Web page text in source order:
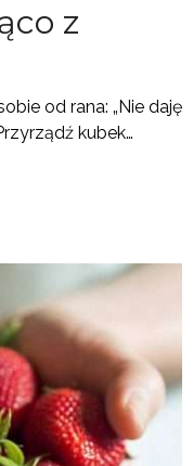
z
od rana: „Nie daję
kubek…